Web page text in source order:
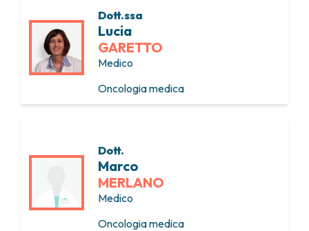
Dott.ssa
Lucia
GARETTO
Medico
Oncologia medica
Dott.
Marco
MERLANO
Medico
Oncologia medica